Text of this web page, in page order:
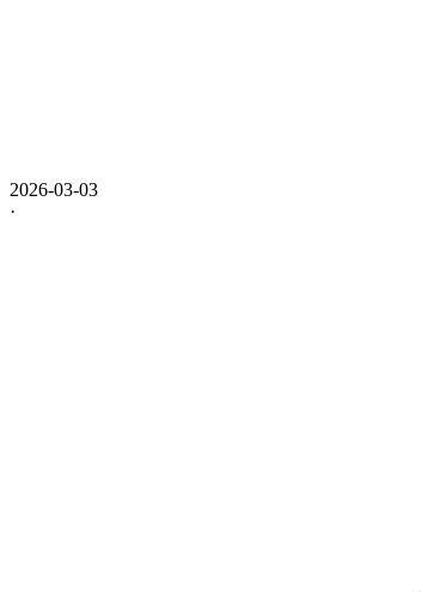
2026-03-03
·